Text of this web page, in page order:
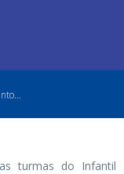
turmas do